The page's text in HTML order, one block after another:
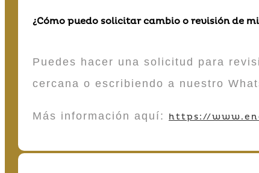
¿Cómo puedo solicitar cambio o revisión de
Puedes hacer una solicitud para
cercana o escribiendo a nuestro
Más información aquí: https://